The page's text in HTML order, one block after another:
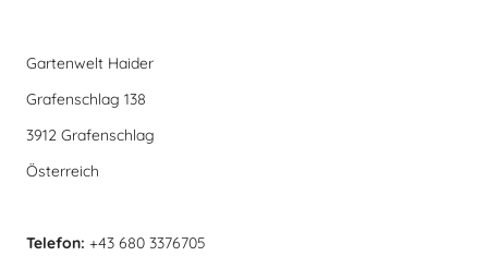
Gartenwelt Haider
Grafenschlag 138
3912 Grafenschlag
Österreich
Telefon: +43 680 3376705